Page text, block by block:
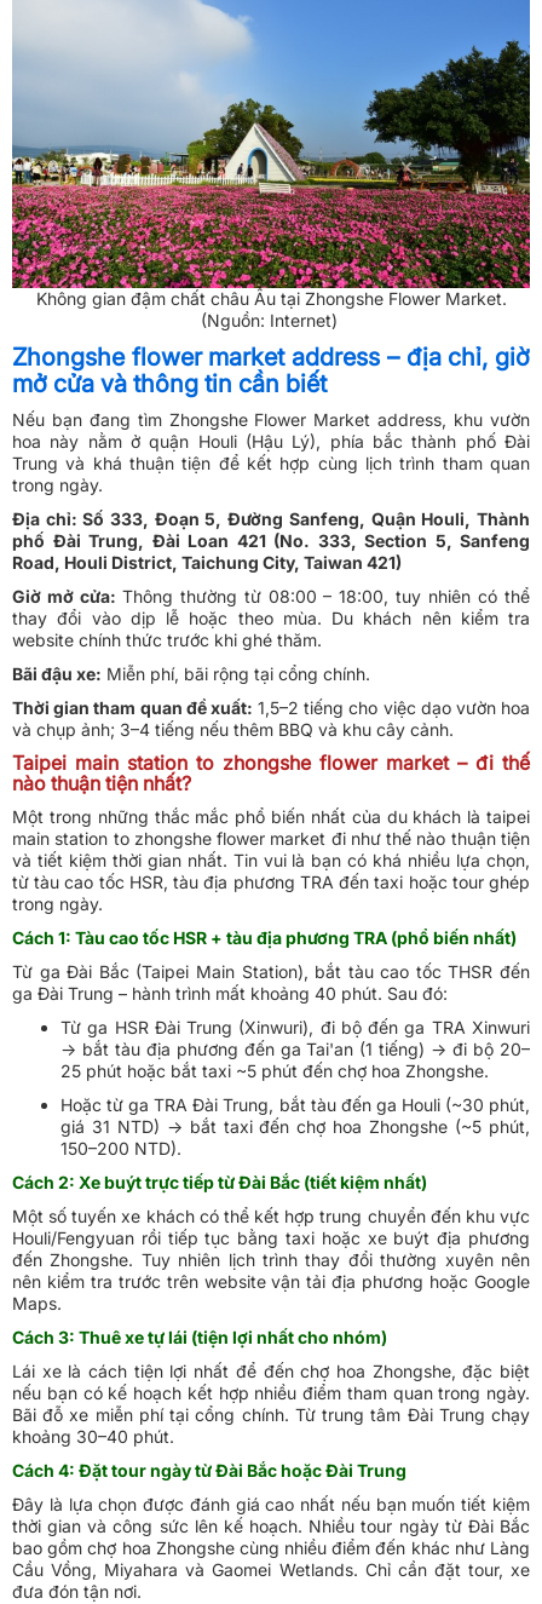
Không gian đậm chất châu Âu tại Zhongshe Flower Market.
(Nguồn: Internet)
Zhongshe flower market address – địa chỉ, giờ
mở cửa và thông tin cần biết
Nếu bạn đang tìm Zhongshe Flower Market address, khu vườn
hoa này nằm ở quận Houli (Hậu Lý), phía bắc thành phố Đài
Trung và khá thuận tiện để kết hợp cùng lịch trình tham quan
trong ngày.
Địa chỉ: Số 333, Đoạn 5, Đường Sanfeng, Quận Houli, Thành
phố Đài Trung, Đài Loan 421 (No. 333, Section 5, Sanfeng
Road, Houli District, Taichung City, Taiwan 421)
Giờ mở cửa: Thông thường từ 08:00 – 18:00, tuy nhiên có thể
thay đổi vào dịp lễ hoặc theo mùa. Du khách nên kiểm tra
website chính thức trước khi ghé thăm.
Bãi đậu xe: Miễn phí, bãi rộng tại cổng chính.
Thời gian tham quan đề xuất: 1,5–2 tiếng cho việc dạo vườn hoa
và chụp ảnh; 3–4 tiếng nếu thêm BBQ và khu cây cảnh.
Taipei main station to zhongshe flower market – đi thế
nào thuận tiện nhất?
Một trong những thắc mắc phổ biến nhất của du khách là taipei
main station to zhongshe flower market đi như thế nào thuận tiện
và tiết kiệm thời gian nhất. Tin vui là bạn có khá nhiều lựa chọn,
từ tàu cao tốc HSR, tàu địa phương TRA đến taxi hoặc tour ghép
trong ngày.
Cách 1: Tàu cao tốc HSR + tàu địa phương TRA (phổ biến nhất)
Từ ga Đài Bắc (Taipei Main Station), bắt tàu cao tốc THSR đến
ga Đài Trung – hành trình mất khoảng 40 phút. Sau đó:
Từ ga HSR Đài Trung (Xinwuri), đi bộ đến ga TRA Xinwuri
→ bắt tàu địa phương đến ga Tai'an (1 tiếng) → đi bộ 20–
25 phút hoặc bắt taxi ~5 phút đến chợ hoa Zhongshe.
Hoặc từ ga TRA Đài Trung, bắt tàu đến ga Houli (~30 phút,
giá 31 NTD) → bắt taxi đến chợ hoa Zhongshe (~5 phút,
150–200 NTD).
Cách 2: Xe buýt trực tiếp từ Đài Bắc (tiết kiệm nhất)
Một số tuyến xe khách có thể kết hợp trung chuyển đến khu vực
Houli/Fengyuan rồi tiếp tục bằng taxi hoặc xe buýt địa phương
đến Zhongshe. Tuy nhiên lịch trình thay đổi thường xuyên nên
nên kiểm tra trước trên website vận tải địa phương hoặc Google
Maps.
Cách 3: Thuê xe tự lái (tiện lợi nhất cho nhóm)
Lái xe là cách tiện lợi nhất để đến chợ hoa Zhongshe, đặc biệt
nếu bạn có kế hoạch kết hợp nhiều điểm tham quan trong ngày.
Bãi đỗ xe miễn phí tại cổng chính. Từ trung tâm Đài Trung chạy
khoảng 30–40 phút.
Cách 4: Đặt tour ngày từ Đài Bắc hoặc Đài Trung
Đây là lựa chọn được đánh giá cao nhất nếu bạn muốn tiết kiệm
thời gian và công sức lên kế hoạch. Nhiều tour ngày từ Đài Bắc
bao gồm chợ hoa Zhongshe cùng nhiều điểm đến khác như Làng
Cầu Vồng, Miyahara và Gaomei Wetlands. Chỉ cần đặt tour, xe
đưa đón tận nơi.